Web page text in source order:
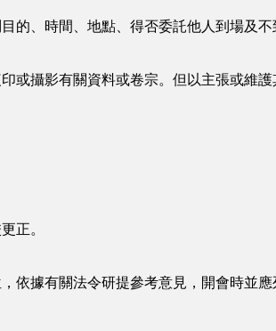
、時間、地點、得否委託他人到場及不
攝影有關資料或卷宗。但以主張或維護
正。
據有關法令研提參考意見，開會時並應